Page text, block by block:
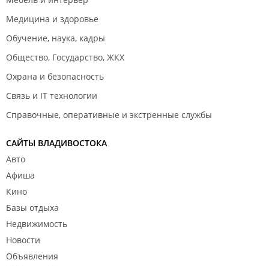
Медицина и здоровье
Обучение, наука, кадры
Общество, Государство, ЖКХ
Охрана и безопасность
Связь и IT технологии
Справочные, оперативные и экстренные службы
САЙТЫ ВЛАДИВОСТОКА
Авто
Афиша
Кино
Базы отдыха
Недвижимость
Новости
Объявления